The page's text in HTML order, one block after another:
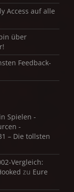
Access auf alle
über
Feedback-
Spielen -
-
– Die tollsten
Vergleich:
zu Eure